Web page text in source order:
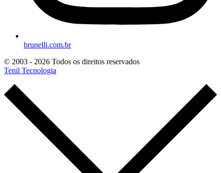
brunelli.com.br
© 2003 - 2026 Todos os direitos reservados
Tenil Tecnologia